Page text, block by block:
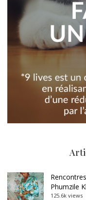
Phumzile
125.6k views